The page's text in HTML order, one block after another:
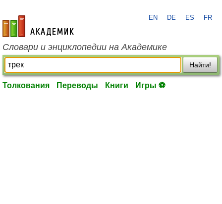
academic.ru
EN DE ES FR
Словари и энциклопедии на Академике
Найти!
Толкования Переводы Книги Игры ⚽